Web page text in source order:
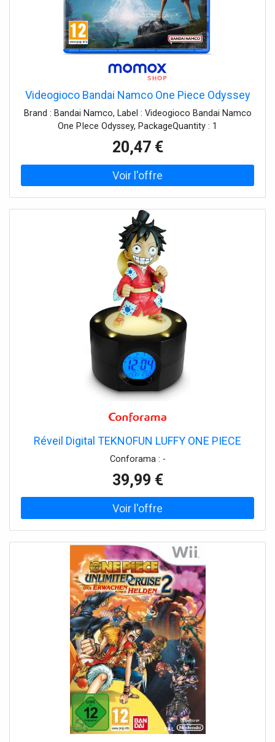
Videogioco Bandai Namco One Piece Odyssey
Brand : Bandai Namco, Label : Videogioco Bandai Namco
One PIece Odyssey, PackageQuantity : 1
20,47 €
Réveil Digital TEKNOFUN LUFFY ONE PIECE
Conforama : -
39,99 €